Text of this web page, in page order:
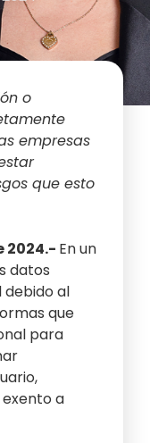
o
empresas
que esto
2024.- En un
datos
debido al
que
para
a